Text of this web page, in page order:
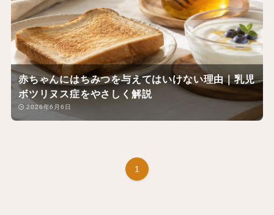
赤ちゃんにはちみつを与えてはいけない理由｜乳児
ボツリヌス症をやさしく解説
2026年6月6日
1